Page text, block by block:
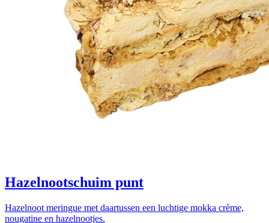
Hazelnootschuim punt
Hazelnoot meringue met daartussen een luchtige mokka crème,
nougatine en hazelnootjes.